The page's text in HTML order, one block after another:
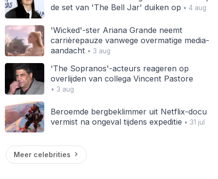
de set van 'The Bell Jar' duiken op • 4 aug
'Wicked'-ster Ariana Grande neemt
carrièrepauze vanwege overmatige media-
aandacht • 3 aug
'The Sopranos'-acteurs reageren op
overlijden van collega Vincent Pastore
• 3 aug
Beroemde bergbeklimmer uit Netflix-docu
vermist na ongeval tijdens expeditie • 31 jul
Meer celebrities